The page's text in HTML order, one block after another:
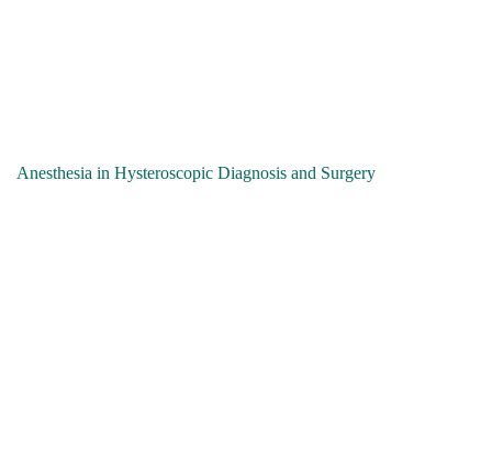
Anesthesia in Hysteroscopic Diagnosis and Surgery